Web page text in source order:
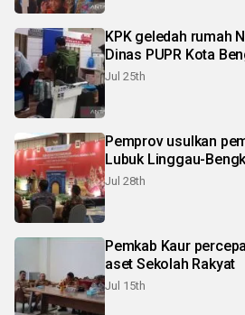
KPK geledah rumah
Dinas PUPR Kota
Jul 25th
Pemprov usulkan
Lubuk Linggau-
Jul 28th
Pemkab Kaur
aset Sekolah Rakyat
Jul 15th